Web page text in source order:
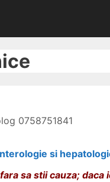
0758751841
si
sa stii cauza;